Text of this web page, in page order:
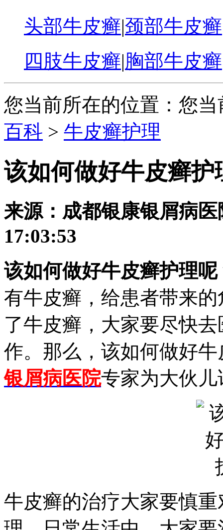
头部牛皮癣|颈部牛皮癣
四肢牛皮癣|胸部牛皮癣
您当前所在的位置：您
百科 > 牛皮癣护理
该如何做好牛皮癣护
来源：成都银康银屑病
17:03:53
该如何做好牛皮癣护理呢
有牛皮癣，给患者带来
了牛皮癣，大家要尽快
作。那么，该如何做好
银屑病医院专家为大伙
牛皮癣的治疗大家要慎